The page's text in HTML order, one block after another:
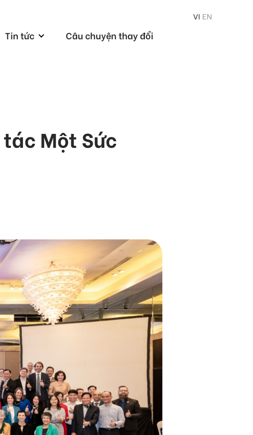
Tin tức Câu chuyện thay đổi
VI EN
Một Sức